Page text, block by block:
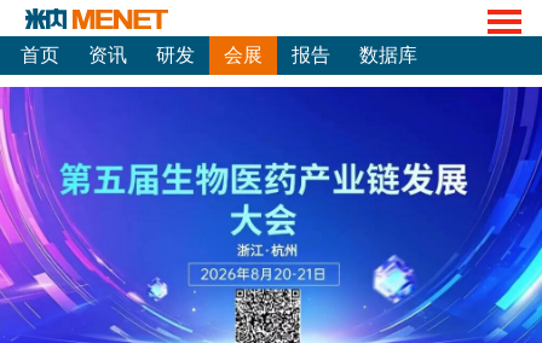
首页 资讯 研发 会展 报告 数据库